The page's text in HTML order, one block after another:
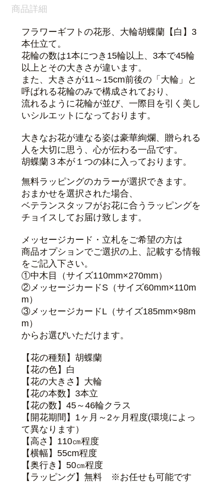
商品詳細
フラワーギフトの花形、大輪胡蝶蘭【白】3
本仕立て。
花輪の数は1本につき15輪以上、3本で45輪
以上とその大きさが違います。
また、大きさが11～15cm前後の「大輪」と
呼ばれる花輪のみで構成されており、
流れるように花輪が並び、一際目を引く美し
いシルエットになっております。
大きなお花が連なる姿は豪華絢爛、贈られる
人を大切に思う、心が伝わる一品です。
胡蝶蘭３本が１つの鉢に入っております。
無料ラッピングのカラーが選択できます。
おまかせを選択された場合、
ベテランスタッフがお花に合うラッピングを
チョイスしてお届け致します。
メッセージカード・立札をご希望の方は
商品オプションでご選択の上、記載する情報
をご記入下さい。
①中木目（サイズ110mm×270mm）
②メッセージカードS（サイズ60mm×110m
m）
③メッセージカードL（サイズ185mm×98m
m）
からお選びいただけます。
【花の種類】胡蝶蘭
【花の色】白
【花の大きさ】大輪
【花の本数】3本立
【花の数】45～46輪クラス
【開花期間】1ヶ月～2ヶ月程度(環境によっ
て異なります）
【高さ】110㎝程度
【横幅】55cm程度
【奥行き】50㎝程度
【ラッピング】無料 ※お任せも可能です